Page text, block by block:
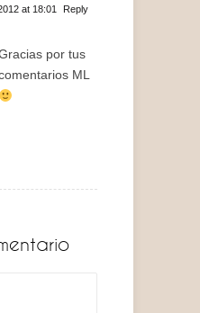
at 18:01
Reply
por tus
ML